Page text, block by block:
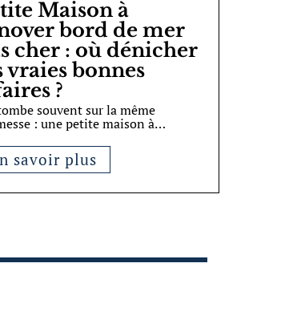
Maison à
bord de mer
cher : où dénicher
vraies bonnes
?
souvent sur la même
: une petite maison à…
savoir plus